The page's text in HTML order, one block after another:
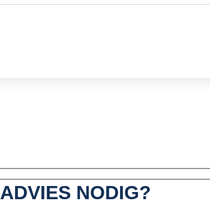
ADVIES NODIG?